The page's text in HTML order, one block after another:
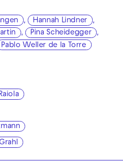
, Hannah Lindner
,
, Pina Scheidegger
,
Pablo Weller de la Torre